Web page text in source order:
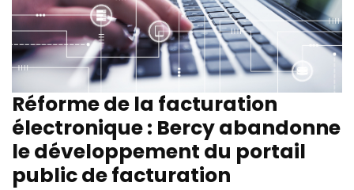
Réforme de la facturation
électronique : Bercy abandonne
le développement du portail
public de facturation